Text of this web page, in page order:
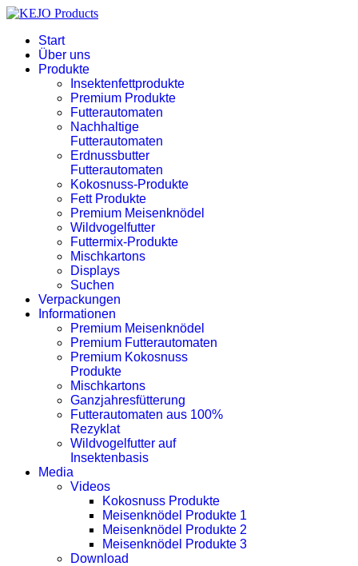
Start
Über uns
Produkte
Insektenfettprodukte
Premium Produkte
Futterautomaten
Nachhaltige
Futterautomaten
Erdnussbutter
Futterautomaten
Kokosnuss-Produkte
Fett Produkte
Premium Meisenknödel
Wildvogelfutter
Futtermix-Produkte
Mischkartons
Displays
Suchen
Verpackungen
Informationen
Premium Meisenknödel
Premium Futterautomaten
Premium Kokosnuss
Produkte
Mischkartons
Ganzjahresfütterung
Futterautomaten aus 100%
Rezyklat
Wildvogelfutter auf
Insektenbasis
Media
Videos
Kokosnuss Produkte
Meisenknödel Produkte 1
Meisenknödel Produkte 2
Meisenknödel Produkte 3
Download